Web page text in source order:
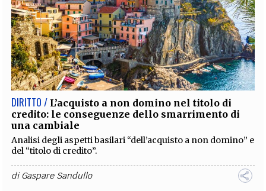
DIRITTO / L’acquisto a non domino nel titolo di
credito: le conseguenze dello smarrimento di
una cambiale
Analisi degli aspetti basilari “dell’acquisto a non domino” e
del “titolo di credito”.
diGaspare Sandullo